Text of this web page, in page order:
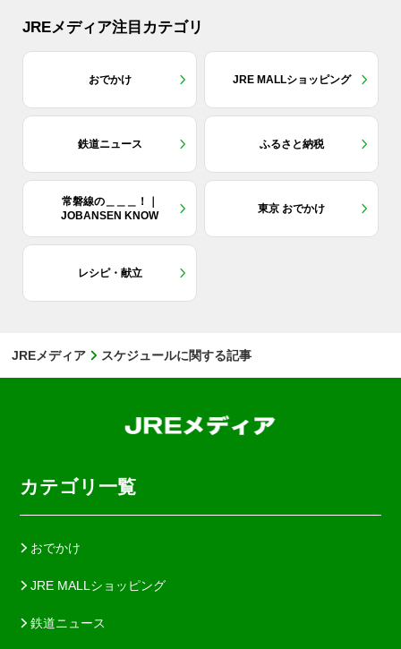
JREメディア注目カテゴリ
おでかけ JRE MALLショッピング
鉄道ニュース ふるさと納税
常磐線の＿＿＿！｜
JOBANSEN KNOW
東京 おでかけ
レシピ・献立
JREメディア スケジュールに関する記事
カテゴリ一覧
おでかけ
JRE MALLショッピング
鉄道ニュース